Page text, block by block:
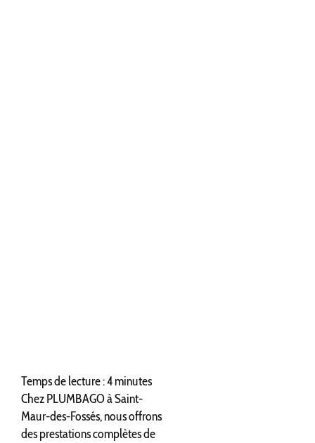
Temps de lecture : 4 minutes
Chez PLUMBAGO à Saint-
Maur-des-Fossés, nous offrons
des prestations complètes de